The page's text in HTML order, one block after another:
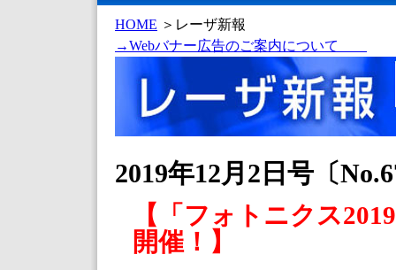
HOME ＞ レーザ新報
→Webバナー広告のご案内について
2019年12月2日号〔
【「フォトニクス
開催！】